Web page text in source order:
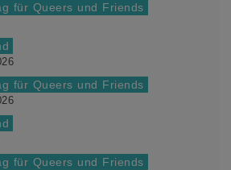
für Queers und Friends
für Queers und Friends
für Queers und Friends